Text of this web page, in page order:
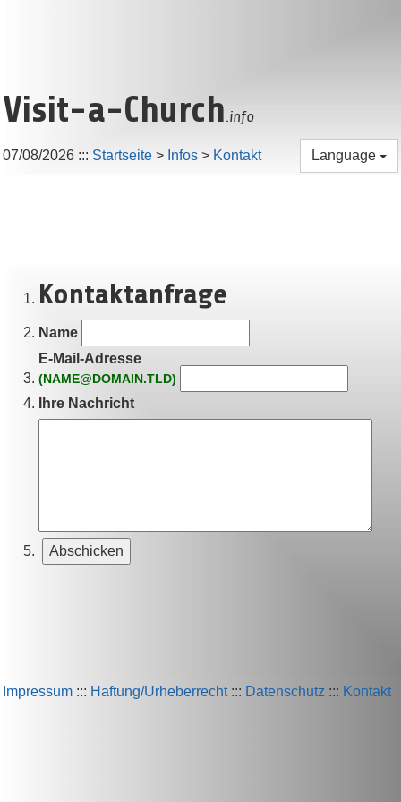
Visit-a-Church.info
07/08/2026 ::: Startseite > Infos > Kontakt Language
Kontaktanfrage
Name
E-Mail-Adresse
(NAME@DOMAIN.TLD)
Ihre Nachricht
Impressum ::: Haftung/Urheberrecht::: Datenschutz ::: Kontakt